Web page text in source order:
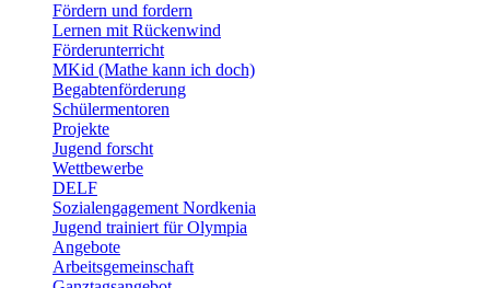
Fördern und fordern
Lernen mit Rückenwind
Förderunterricht
MKid (Mathe kann ich doch)
Begabtenförderung
Schülermentoren
Projekte
Jugend forscht
Wettbewerbe
DELF
Sozialengagement Nordkenia
Jugend trainiert für Olympia
Angebote
Arbeitsgemeinschaft